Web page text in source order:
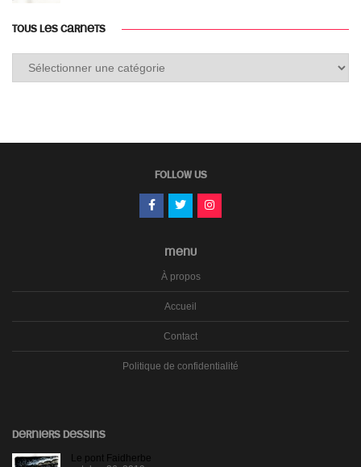
TOUS LES CARNETS
FOLLOW US
MENU
À propos
Accueil
Contact
Politique de confidentialité
DERNIERS DESSINS
Le pont Faidherbe